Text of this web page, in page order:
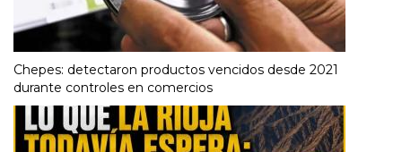
Chepes: detectaron productos vencidos desde 2021
durante controles en comercios